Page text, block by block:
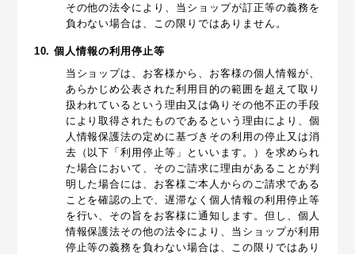
その他の法令により、当ショップが訂正等の義務を
負わない場合は、この限りではありません。
10. 個人情報の利用停止等
当ショップは、お客様から、お客様の個人情報が、
あらかじめ公表された利用目的の範囲を超えて取り
扱われているという理由又は偽りその他不正の手段
により取得されたものであるという理由により、個
人情報保護法の定めに基づきその利用の停止又は消
去（以下「利用停止等」といいます。）を求められ
た場合において、そのご請求に理由があることが判
明した場合には、お客様ご本人からのご請求である
ことを確認の上で、遅滞なく個人情報の利用停止等
を行い、その旨をお客様に通知します。但し、個人
情報保護法その他の法令により、当ショップが利用
停止等の義務を負わない場合は、この限りではあり